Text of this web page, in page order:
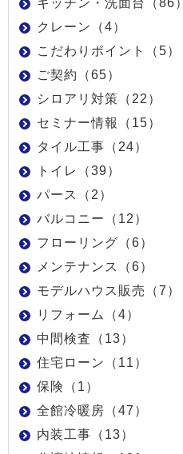
キッチン・洗面台（86）
クレーン（4）
こだわりポイント（5）
ご契約（65）
シロアリ対策（22）
セミナー情報（15）
タイル工事（24）
トイレ（39）
パース（2）
バルコニー（12）
フローリング（6）
メンテナンス（6）
モデルハウス販売（7）
リフォーム（4）
中間検査（13）
住宅ローン（11）
保険（1）
全館冷暖房（47）
内装工事（13）